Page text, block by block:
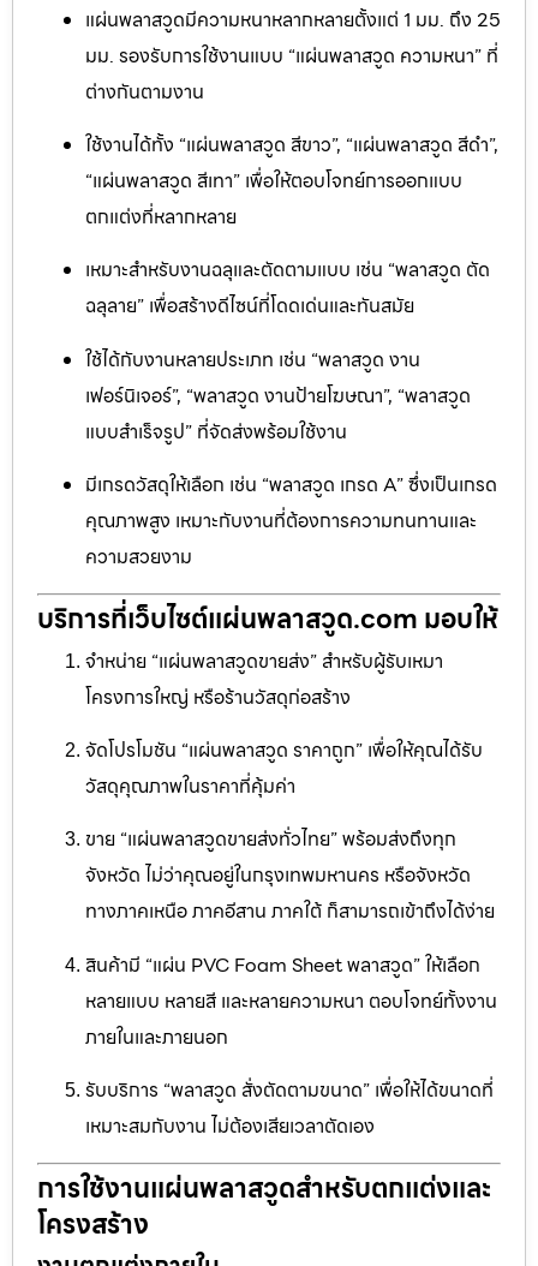
แผ่นพลาสวูดมีความหนาหลากหลายตั้งแต่ 1 มม. ถึง 25
มม. รองรับการใช้งานแบบ “แผ่นพลาสวูด ความหนา” ที่
ต่างกันตามงาน
ใช้งานได้ทั้ง “แผ่นพลาสวูด สีขาว”, “แผ่นพลาสวูด สีดำ”,
“แผ่นพลาสวูด สีเทา” เพื่อให้ตอบโจทย์การออกแบบ
ตกแต่งที่หลากหลาย
เหมาะสำหรับงานฉลุและตัดตามแบบ เช่น “พลาสวูด ตัด
ฉลุลาย” เพื่อสร้างดีไซน์ที่โดดเด่นและทันสมัย
ใช้ได้กับงานหลายประเภท เช่น “พลาสวูด งาน
เฟอร์นิเจอร์”, “พลาสวูด งานป้ายโฆษณา”, “พลาสวูด
แบบสำเร็จรูป” ที่จัดส่งพร้อมใช้งาน
มีเกรดวัสดุให้เลือก เช่น “พลาสวูด เกรด A” ซึ่งเป็นเกรด
คุณภาพสูง เหมาะกับงานที่ต้องการความทนทานและ
ความสวยงาม
บริการที่เว็บไซต์แผ่นพลาสวูด.com มอบให้
จำหน่าย “แผ่นพลาสวูดขายส่ง” สำหรับผู้รับเหมา
โครงการใหญ่ หรือร้านวัสดุก่อสร้าง
จัดโปรโมชัน “แผ่นพลาสวูด ราคาถูก” เพื่อให้คุณได้รับ
วัสดุคุณภาพในราคาที่คุ้มค่า
ขาย “แผ่นพลาสวูดขายส่งทั่วไทย” พร้อมส่งถึงทุก
จังหวัด ไม่ว่าคุณอยู่ในกรุงเทพมหานคร หรือจังหวัด
ทางภาคเหนือ ภาคอีสาน ภาคใต้ ก็สามารถเข้าถึงได้ง่าย
สินค้ามี “แผ่น PVC Foam Sheet พลาสวูด” ให้เลือก
หลายแบบ หลายสี และหลายความหนา ตอบโจทย์ทั้งงาน
ภายในและภายนอก
รับบริการ “พลาสวูด สั่งตัดตามขนาด” เพื่อให้ได้ขนาดที่
เหมาะสมกับงาน ไม่ต้องเสียเวลาตัดเอง
การใช้งานแผ่นพลาสวูดสำหรับตกแต่งและ
โครงสร้าง